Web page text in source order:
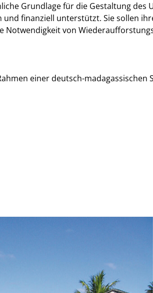
Grundlage für die Gestaltung des
finanziell unterstützt. Sie sollen
Notwendigkeit von
einer deutsch-madagassischen